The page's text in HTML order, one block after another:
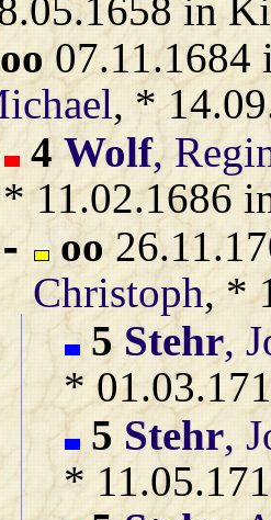
in
oo07.11.1684
, *
4 Wolf,
* 11.02.1686
oo
Christoph, *
5 Stehr,
*
5 Stehr,
*